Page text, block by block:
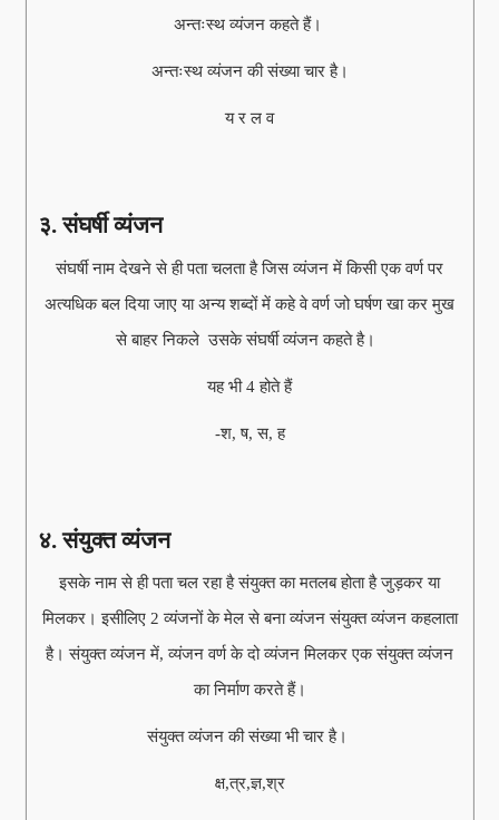
अन्तःस्थ व्यंजन कहते हैं।
अन्तःस्थ व्यंजन की संख्या चार है।
य र ल व
३. संघर्षी व्यंजन
संघर्षी नाम देखने से ही पता चलता है जिस व्यंजन में किसी एक वर्ण पर
अत्यधिक बल दिया जाए या अन्य शब्दों में कहे वे वर्ण जो घर्षण खा कर मुख
से बाहर निकले उसके संघर्षी व्यंजन कहते है।
यह भी 4 होते हैं
-श, ष, स, ह
४. संयुक्त व्यंजन
इसके नाम से ही पता चल रहा है संयुक्त का मतलब होता है जुड़कर या
मिलकर। इसीलिए 2 व्यंजनों के मेल से बना व्यंजन संयुक्त व्यंजन कहलाता
है। संयुक्त व्यंजन में, व्यंजन वर्ण के दो व्यंजन मिलकर एक संयुक्त व्यंजन
का निर्माण करते हैं।
संयुक्त व्यंजन की संख्या भी चार है।
क्ष,त्र,ज्ञ,श्र